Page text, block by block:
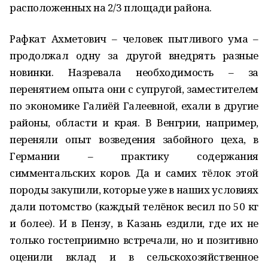
расположенных на 2/3 площади района.
Рафкат Ахметович – человек пытливого ума –
продолжал одну за другой внедрять разные
новинки. Назревала необходимость – за
перенятием опыта они с супругой, заместителем
по экономике Галиёй Галеевной, ехали в другие
районы, области и края. В Венгрии, например,
переняли опыт возведения забойного цеха, в
Германии – практику содержания
симментальских коров. Да и самих тёлок этой
породы закупили, которые уже в наших условиях
дали потомство (каждый телёнок весил по 50 кг
и более). И в Пензу, в Казань ездили, где их не
только гостеприимно встречали, но и позитивно
оценили вклад и в сельскохозяйственное